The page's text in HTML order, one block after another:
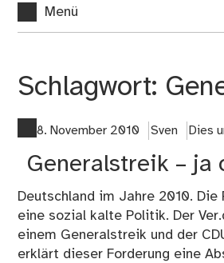
Menü
Schlagwort:
8. November 2010 Sven Dies
Generalstreik – ja
Deutschland im Jahre 2010. Die
eine sozial kalte Politik. Der
einem Generalstreik und der
erklärt dieser Forderung eine